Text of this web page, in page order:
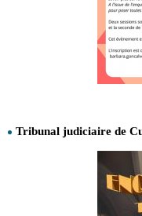
Tribunal judiciaire de